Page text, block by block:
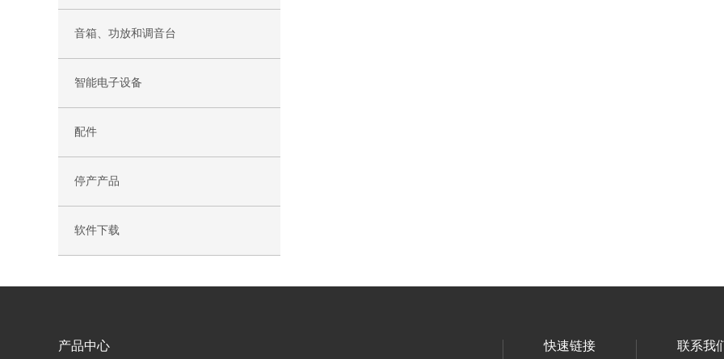
音箱、功放和调音台
智能电子设备
配件
停产产品
软件下载
产品中心 快速链接 联系我